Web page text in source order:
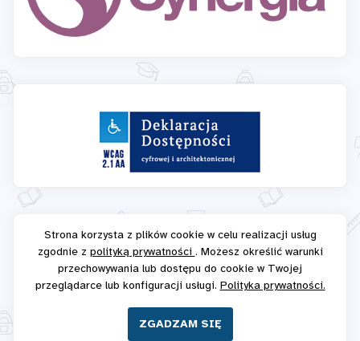
Strona korzysta z plików cookie w celu realizacji usług
zgodnie z polityką prywatności . Możesz określić warunki
przechowywania lub dostępu do cookie w Twojej
przeglądarce lub konfiguracji usługi. Polityka prywatności.
ZGADZAM SIĘ